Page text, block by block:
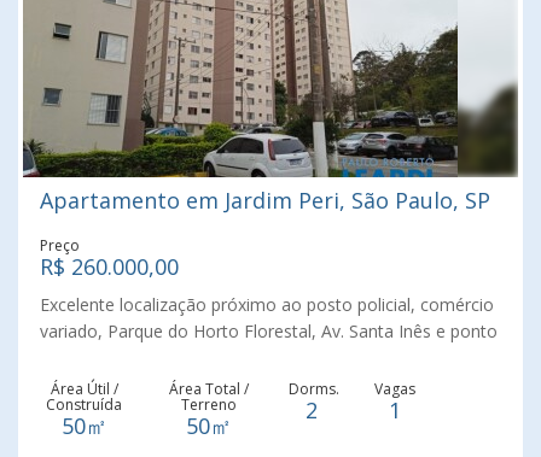
Apartamento em Jardim Peri, São Paulo, SP
Preço
R$ 260.000,00
Excelente localização próximo ao posto policial, comércio
variado, Parque do Horto Florestal, Av. Santa Inês e ponto
armário embutido Sala: Espaçosa sala para 2 ambientes
com piso laminado Cozinha: Armários planejados
Banheiro: 1 banheiro com box de vidro e gabinete Vaga de
Área Útil /
Construída
50㎡
Área Total /
Terreno
50㎡
Dorms.
2
Vagas
1